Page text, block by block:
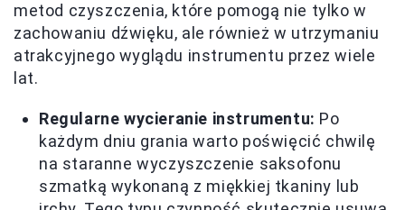
metod czyszczenia, które pomogą nie tylko w
zachowaniu dźwięku, ale również w utrzymaniu
atrakcyjnego wyglądu instrumentu przez wiele
lat.
Regularne wycieranie instrumentu: Po
każdym dniu grania warto poświęcić chwilę
na staranne wyczyszczenie saksofonu
szmatką wykonaną z miękkiej tkaniny lub